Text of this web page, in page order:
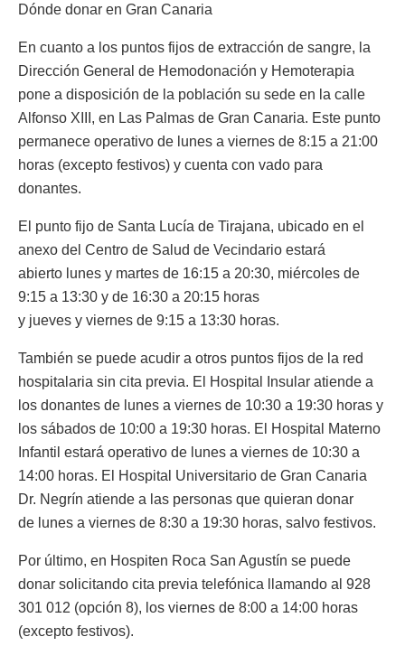
Dónde donar en Gran Canaria
En cuanto a los puntos fijos de extracción de sangre, la
Dirección General de Hemodonación y Hemoterapia
pone a disposición de la población su sede en la calle
Alfonso XIII, en Las Palmas de Gran Canaria. Este punto
permanece operativo de lunes a viernes de 8:15 a 21:00
horas (excepto festivos) y cuenta con vado para
donantes.
El punto fijo de Santa Lucía de Tirajana, ubicado en el
anexo del Centro de Salud de Vecindario estará
abierto lunes y martes de 16:15 a 20:30, miércoles de
9:15 a 13:30 y de 16:30 a 20:15 horas
y jueves y viernes de 9:15 a 13:30 horas.
También se puede acudir a otros puntos fijos de la red
hospitalaria sin cita previa. El Hospital Insular atiende a
los donantes de lunes a viernes de 10:30 a 19:30 horas y
los sábados de 10:00 a 19:30 horas. El Hospital Materno
Infantil estará operativo de lunes a viernes de 10:30 a
14:00 horas. El Hospital Universitario de Gran Canaria
Dr. Negrín atiende a las personas que quieran donar
de lunes a viernes de 8:30 a 19:30 horas, salvo festivos.
Por último, en Hospiten Roca San Agustín se puede
donar solicitando cita previa telefónica llamando al 928
301 012 (opción 8), los viernes de 8:00 a 14:00 horas
(excepto festivos).